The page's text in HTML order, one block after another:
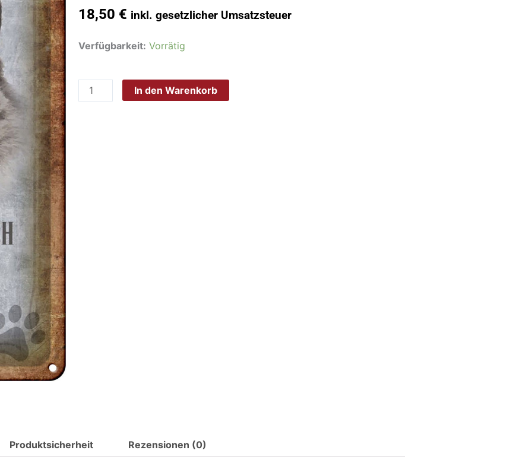
18,50 € inkl. gesetzlicher Umsatzsteuer
Verfügbarkeit: Vorrätig
Schild
In den Warenkorb
Produktsicherheit Rezensionen (0)